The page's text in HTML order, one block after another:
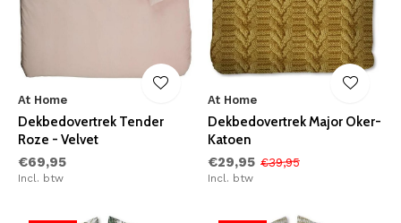
At Home
Dekbedovertrek Tender
Roze - Velvet
€69,95
Incl. btw
At Home
Dekbedovertrek Major Oker-
Katoen
€29,95 €39,95
Incl. btw